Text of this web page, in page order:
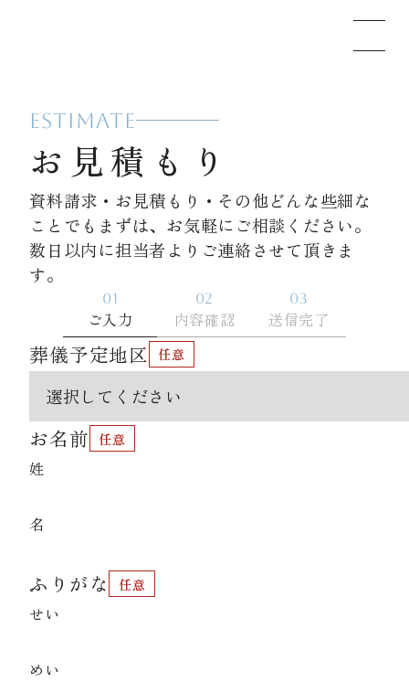
メモリードのお葬式について
葬儀の流れ
事例
施設案内
お知らせ
資料請求
お見積もり
お問合わせ
ESTIMATE
お見積もり
資料請求・お見積もり・その他どんな些細な
ことでもまずは、お気軽にご相談ください。
数日以内に担当者よりご連絡させて頂きま
す。
01
ご入力
02
内容確認
03
送信完了
葬儀予定地区
お名前
姓
名
ふりがな
せい
めい